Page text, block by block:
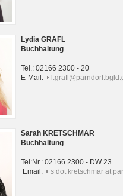
Lydia GRAFL
Buchhaltung
Tel.: 02166 2300 - 20
E-Mail:
Sarah KRETSCHMAR
Buchhaltung
Tel:Nr.: 02166 2300 - DW 23
Email:
s dot kretschmar at